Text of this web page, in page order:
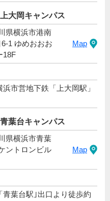
大岡キャンパス
県横浜市港南
1 ゆめおおお
18F
Map
市営地下鉄「上大岡駅」
葉台キャンパス
県横浜市青葉
ントロンビル
Map
青葉台駅｣出口より徒歩約